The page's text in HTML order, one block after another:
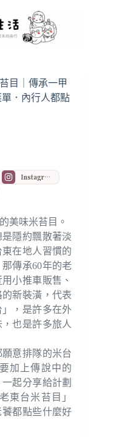
目｜傳承一甲
．內行人都點
Instagram
美味米苔目。
隱約飄散著淡
在地人習慣的
那傳承60年的老
小推⾞販售、
新裝潢，代表
，是許多在外
也是許多旅人
意排隊的米台
加上傳說中的
起分享給計劃
東台米苔目」
都點些什麼好